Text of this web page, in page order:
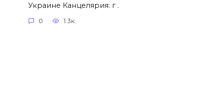
Украине Канцелярия: г .
0 1.3к.